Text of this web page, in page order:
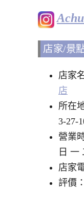
店家/景
店家
店
所在
3-27-
營業
日 一
店家
評